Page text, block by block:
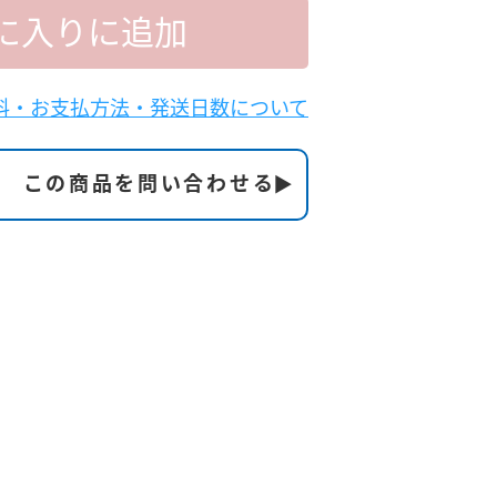
入りに追加
・お支払方法・発送日数について
この商品を問い合わせる